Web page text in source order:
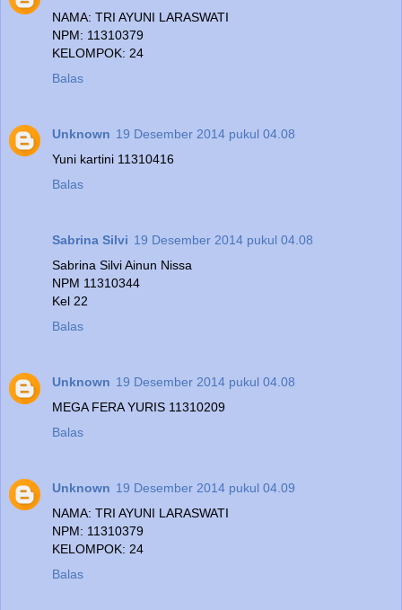
NAMA: TRI AYUNI LARASWATI
NPM: 11310379
KELOMPOK: 24
Balas
Unknown 19 Desember 2014 pukul 04.08
Yuni kartini 11310416
Balas
Sabrina Silvi 19 Desember 2014 pukul 04.08
Sabrina Silvi Ainun Nissa
NPM 11310344
Kel 22
Balas
Unknown 19 Desember 2014 pukul 04.08
MEGA FERA YURIS 11310209
Balas
Unknown 19 Desember 2014 pukul 04.09
NAMA: TRI AYUNI LARASWATI
NPM: 11310379
KELOMPOK: 24
Balas